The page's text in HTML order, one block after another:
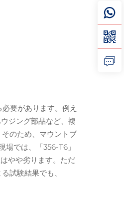
要があります。例え
ジング部品など、複
のため、マウントブ
では、「356-T6」
やや劣ります。ただ
試験結果でも、